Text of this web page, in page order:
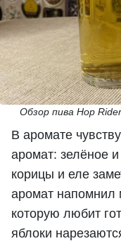
Обзор пива Hop
В аромате
аромат: зелёное и
корицы и еле
аромат напомнил
которую любит
яблоки